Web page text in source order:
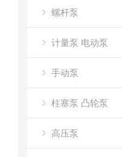
螺杆泵
计量泵 电动泵
手动泵
柱塞泵 凸轮泵
高压泵